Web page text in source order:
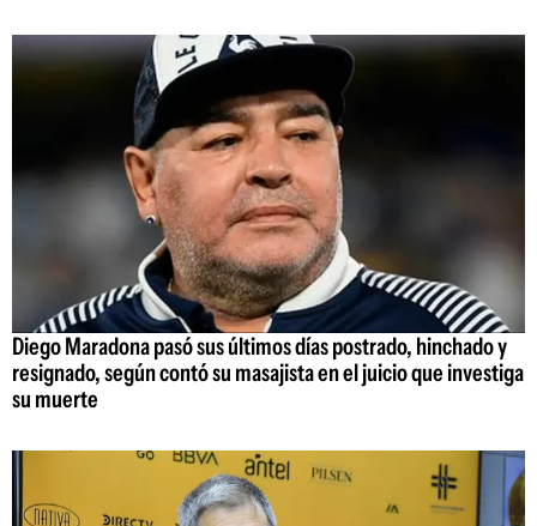
Diego Maradona pasó sus últimos días postrado, hinchado y
resignado, según contó su masajista en el juicio que investiga
su muerte